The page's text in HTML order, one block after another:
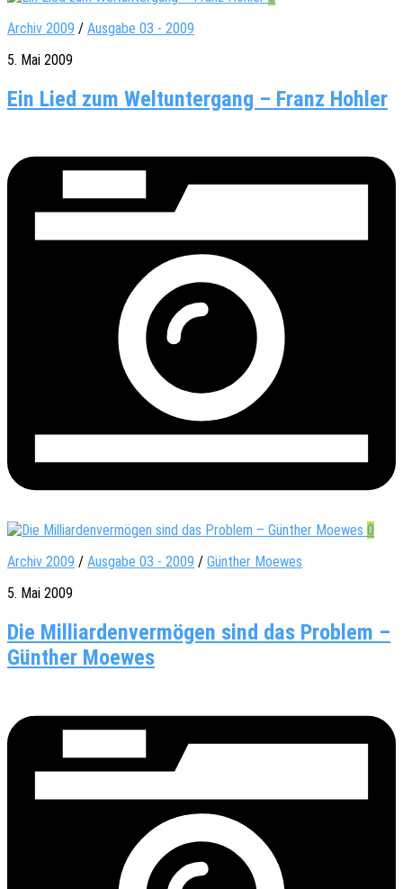
Archiv 2009 / Ausgabe 03 - 2009
5. Mai 2009
Ein Lied zum Weltuntergang – Franz Hohler
0
Archiv 2009 / Ausgabe 03 - 2009 / Günther Moewes
5. Mai 2009
Die Milliardenvermögen sind das Problem –
Günther Moewes